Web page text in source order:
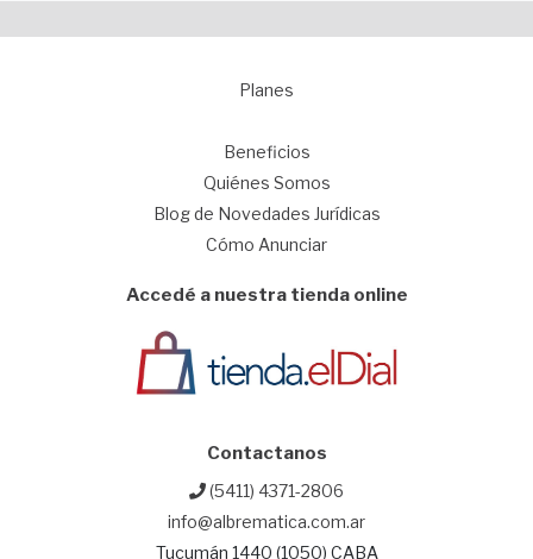
Planes
Beneficios
Quiénes Somos
Blog de Novedades Jurídicas
Cómo Anunciar
Accedé a nuestra tienda online
Contactanos
(5411) 4371-2806
info@albrematica.com.ar
Tucumán 1440 (1050) CABA